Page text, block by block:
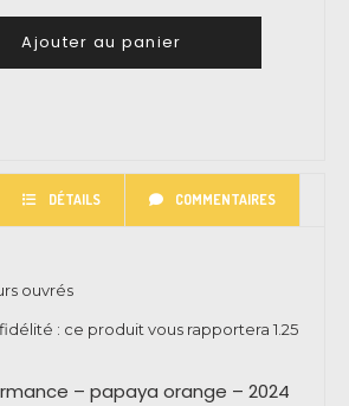
Ajouter au panier
DÉTAILS COMMENTAIRES
ouvrés
: ce produit vous rapportera 1.25
– papaya orange – 2024